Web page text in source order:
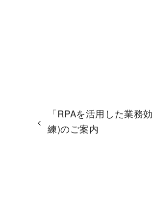
「RPAを活用した業務
練)のご案内